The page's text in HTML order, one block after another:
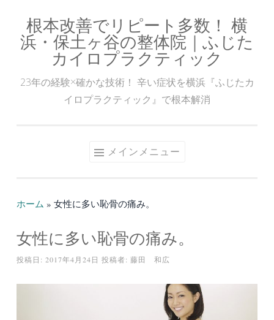
ン
根本改善でリピート多数！ 横
浜・保土ヶ谷の整体院｜ふじた
カイロプラクティック
23年の経験×確かな技術！ 辛い症状を横浜『ふじたカ
イロプラクティック』で根本解消
メインメニュー
ホーム » 女性に多い恥骨の痛み。
女性に多い恥骨の痛み。
投稿日: 2017年4月24日 投稿者: 藤田 和広